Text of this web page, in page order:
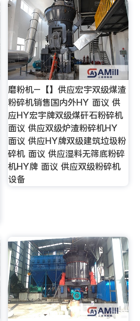
磨粉机–【】供应宏宇双级煤渣
粉碎机销售国内外HY 面议 供
应HY宏宇牌双级煤矸石粉碎机
面议 供应双级炉渣粉碎机HY
面议 供应HY牌双级建筑垃圾粉
碎机 面议 供应湿料无筛底粉碎
机HY牌 面议 供应双级粉碎机
设备